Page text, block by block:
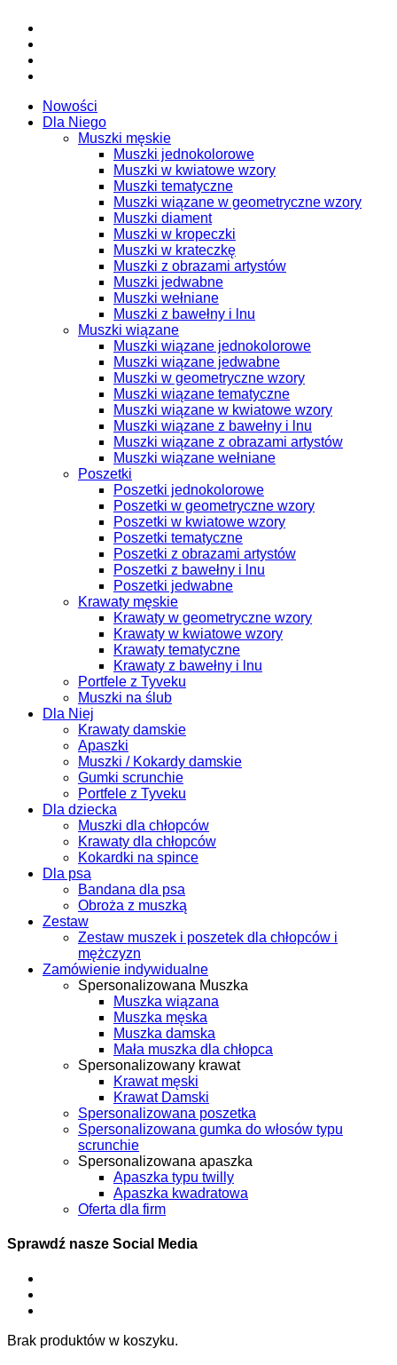
Nowości
Dla Niego
Muszki męskie
Muszki jednokolorowe
Muszki w kwiatowe wzory
Muszki tematyczne
Muszki wiązane w geometryczne wzory
Muszki diament
Muszki w kropeczki
Muszki w krateczkę
Muszki z obrazami artystów
Muszki jedwabne
Muszki wełniane
Muszki z bawełny i lnu
Muszki wiązane
Muszki wiązane jednokolorowe
Muszki wiązane jedwabne
Muszki w geometryczne wzory
Muszki wiązane tematyczne
Muszki wiązane w kwiatowe wzory
Muszki wiązane z bawełny i lnu
Muszki wiązane z obrazami artystów
Muszki wiązane wełniane
Poszetki
Poszetki jednokolorowe
Poszetki w geometryczne wzory
Poszetki w kwiatowe wzory
Poszetki tematyczne
Poszetki z obrazami artystów
Poszetki z bawełny i lnu
Poszetki jedwabne
Krawaty męskie
Krawaty w geometryczne wzory
Krawaty w kwiatowe wzory
Krawaty tematyczne
Krawaty z bawełny i lnu
Portfele z Tyveku
Muszki na ślub
Dla Niej
Krawaty damskie
Apaszki
Muszki / Kokardy damskie
Gumki scrunchie
Portfele z Tyveku
Dla dziecka
Muszki dla chłopców
Krawaty dla chłopców
Kokardki na spince
Dla psa
Bandana dla psa
Obroża z muszką
Zestaw
Zestaw muszek i poszetek dla chłopców i
mężczyzn
Zamówienie indywidualne
Spersonalizowana Muszka
Muszka wiązana
Muszka męska
Muszka damska
Mała muszka dla chłopca
Spersonalizowany krawat
Krawat męski
Krawat Damski
Spersonalizowana poszetka
Spersonalizowana gumka do włosów typu
scrunchie
Spersonalizowana apaszka
Apaszka typu twilly
Apaszka kwadratowa
Oferta dla firm
Sprawdź nasze Social Media
Brak produktów w koszyku.